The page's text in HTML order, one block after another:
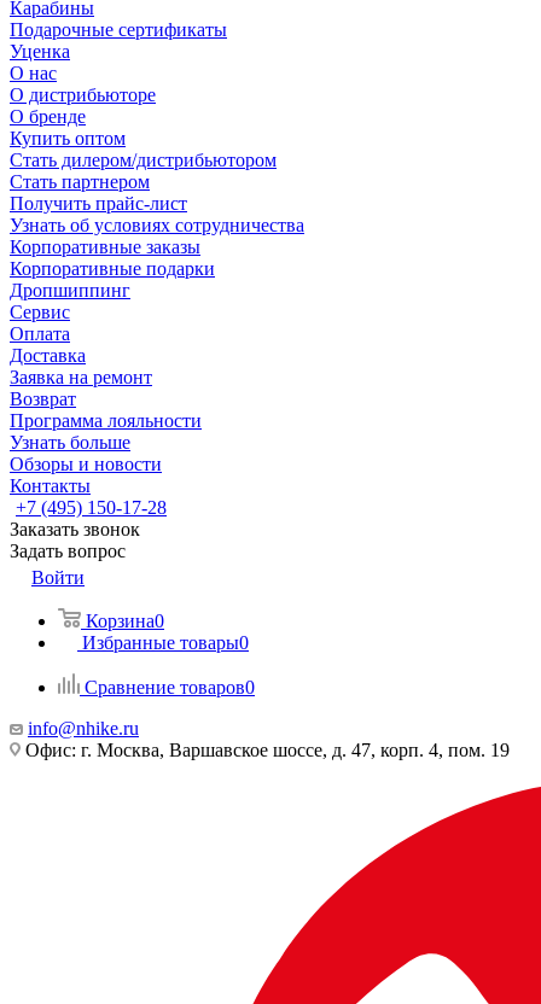
Карабины
Подарочные сертификаты
Уценка
О нас
О дистрибьюторе
О бренде
Купить оптом
Стать дилером/дистрибьютором
Стать партнером
Получить прайс-лист
Узнать об условиях сотрудничества
Корпоративные заказы
Корпоративные подарки
Дропшиппинг
Сервис
Оплата
Доставка
Заявка на ремонт
Возврат
Программа лояльности
Узнать больше
Обзоры и новости
Контакты
+7 (495) 150-17-28
Заказать звонок
Задать вопрос
Войти
Корзина0
Избранные товары0
Сравнение товаров0
info@nhike.ru
Офис: г. Москва, Варшавское шоссе, д. 47, корп. 4, пом. 19